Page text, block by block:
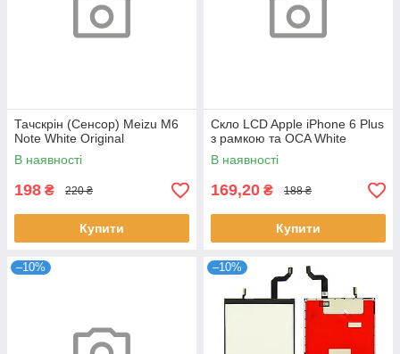
Тачскрін (Сенсор) Meizu M6
Note White Original
В наявності
198 ₴ 220 ₴
Купити
Скло LCD Apple iPhone 6 Plus
з рамкою та OCA White
В наявності
169,20 ₴ 188 ₴
Купити
–10% –10%